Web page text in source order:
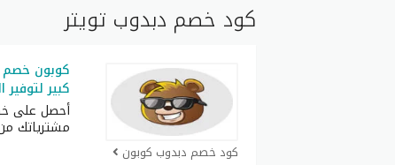
كود خصم دبدوب تويتر
كود خصم دبدوب كوبون
كبير
مشترياتك